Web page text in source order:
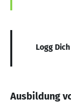
Logg
Ausbildung